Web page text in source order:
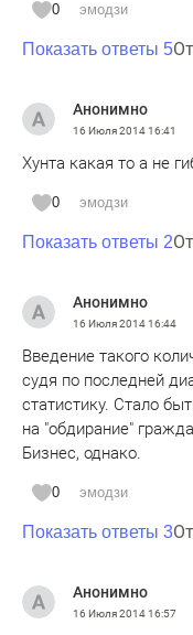
0 эмодзи
Показать ответы 5
Анонимно
16 Июля 201416:41
Хунта какая то а не
0 эмодзи
Показать ответы 2
Анонимно
16 Июля 201416:44
Введение такого
судя по последней
статистику. Стало
на "обдирание"
Бизнес, однако.
0 эмодзи
Показать ответы 3
Анонимно
16 Июля 201416:57